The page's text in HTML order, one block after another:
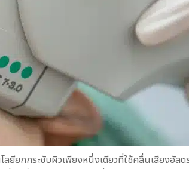
ลยียกกระชับผิวเพียงหนึ่งเดียวที่ใช้คลื่นเสียงอัลต